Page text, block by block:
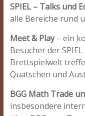
SPIEL – Talks und
alle Bereiche rund
Meet & Play– ein
Besucher der
Brettspielwelt
Quatschen und
BGG Math Trade
insbesondere